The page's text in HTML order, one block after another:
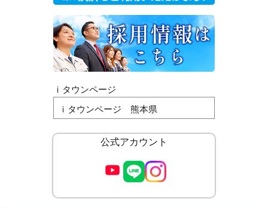
ｉタウンページ
ｉタウンページ 熊本県
公式アカウント